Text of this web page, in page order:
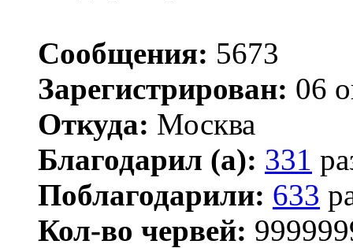
Сообщения: 5673
Зарегистрирован: 06
Откуда: Москва
Благодарил (а): 331
Поблагодарили: 633
Кол-во червей: